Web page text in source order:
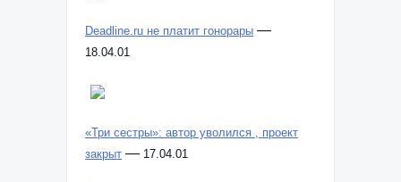
Deadline.ru не платит гонорары
«Три сестры»: автор уволился , проект
закрыт